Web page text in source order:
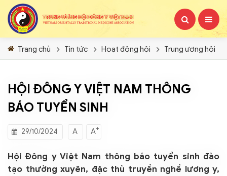
Trang chủ Tin tức Hoạt động hội Trung ương hội
HỘI ĐÔNG Y VIỆT NAM THÔNG
BÁO TUYỂN SINH
29/10/2024 A A+
Hội Đông y Việt Nam thông báo tuyển sinh đào
tạo thường xuyên, đặc thù truyền nghề lương y,